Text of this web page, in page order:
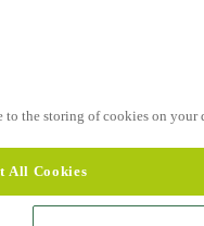
the storing of cookies on your
All Cookies